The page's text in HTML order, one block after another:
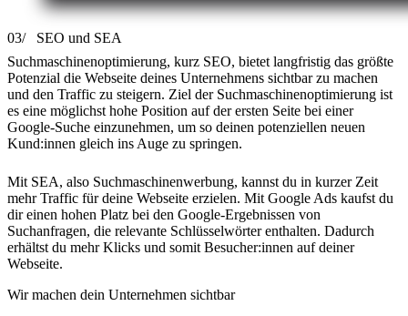
03/ SEO und SEA
Suchmaschinenoptimierung, kurz SEO, bietet langfristig das größte
Potenzial die Webseite deines Unternehmens sichtbar zu machen
und den Traffic zu steigern. Ziel der Suchmaschinenoptimierung ist
es eine möglichst hohe Position auf der ersten Seite bei einer
Google-Suche einzunehmen, um so deinen potenziellen neuen
Kund:innen gleich ins Auge zu springen.
Mit SEA, also Suchmaschinenwerbung, kannst du in kurzer Zeit
mehr Traffic für deine Webseite erzielen. Mit Google Ads kaufst du
dir einen hohen Platz bei den Google-Ergebnissen von
Suchanfragen, die relevante Schlüsselwörter enthalten. Dadurch
erhältst du mehr Klicks und somit Besucher:innen auf deiner
Webseite.
Wir machen dein Unternehmen sichtbar